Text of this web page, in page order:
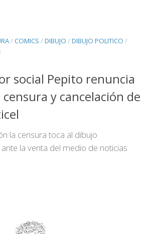
/COMICS /DIBUJO /DIBUJO POLITICO /
social Pepito renuncia
y cancelación de
la censura toca al dibujo
la venta del medio de noticias